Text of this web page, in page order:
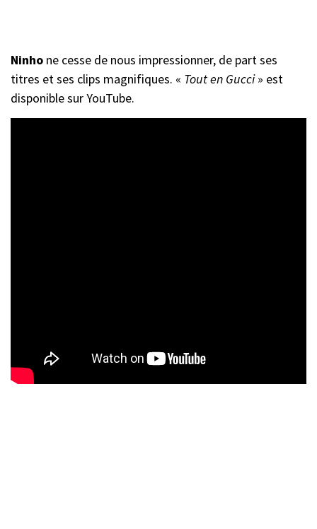
Ninho ne cesse de nous impressionner, de part ses
titres et ses clips magnifiques. « Tout en Gucci» est
disponible sur YouTube.